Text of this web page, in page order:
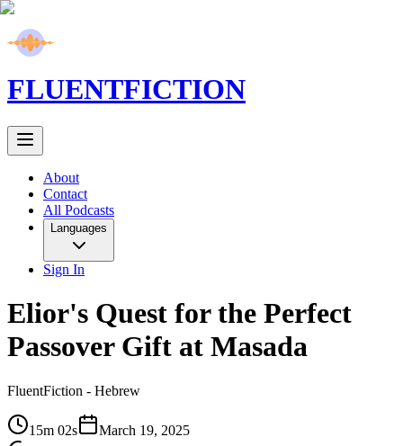
FLUENTFICTION
About
Contact
All Podcasts
Languages
Sign In
Elior's Quest for the Perfect
Passover Gift at Masada
FluentFiction - Hebrew
15m 02s
March 19, 2025